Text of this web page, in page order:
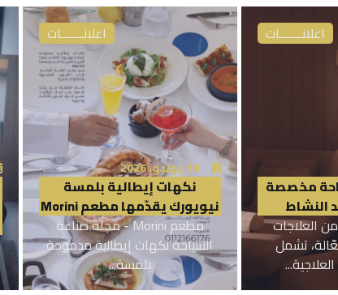
اخبار
الضويحي
موسم
صباحا
برعاية
وضمن...
اخبار فنية
16 يوليو، 2026
هيئةِ المسرحِ والفنونِ الأدائيَّةِ
تكتبُ فصلاً جديداً في ذاكرة
الحكاية السعودية
هيئة المسرح والفنون _ مجلة
صناعة السياحة لسنوات طوال،...